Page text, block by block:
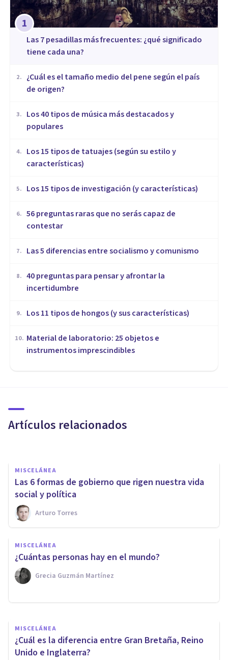
1
Las 7 pesadillas más frecuentes: ¿qué significado
tiene cada una?
2.
¿Cuál es el tamaño medio del pene según el país
de origen?
3.
Los 40 tipos de música más destacados y
populares
4.
Los 15 tipos de tatuajes (según su estilo y
características)
5. Los 15 tipos de investigación (y características)
6. 56 preguntas raras que no serás capaz de
contestar
7. Las 5 diferencias entre socialismo y comunismo
8. 40 preguntas para pensar y afrontar la
incertidumbre
9. Los 11 tipos de hongos (y sus características)
10. Material de laboratorio: 25 objetos e
instrumentos imprescindibles
Artículos relacionados
Márquez y sus defensores
MISCELÁNEA
Las 6 formas de gobierno que rigen nuestra vida
social y política
Arturo Torres
MISCELÁNEA
¿Cuántas personas hay en el mundo?
Grecia Guzmán Martínez
MISCELÁNEA
¿Cómo será el futuro? 5
escenarios posibles y sus
consecuencias
MISCELÁNEA
¿Cuál es la diferencia entre Gran Bretaña, Reino
Unido e Inglaterra?